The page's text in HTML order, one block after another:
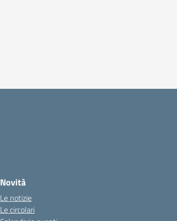
Novità
Le notizie
Le circolari